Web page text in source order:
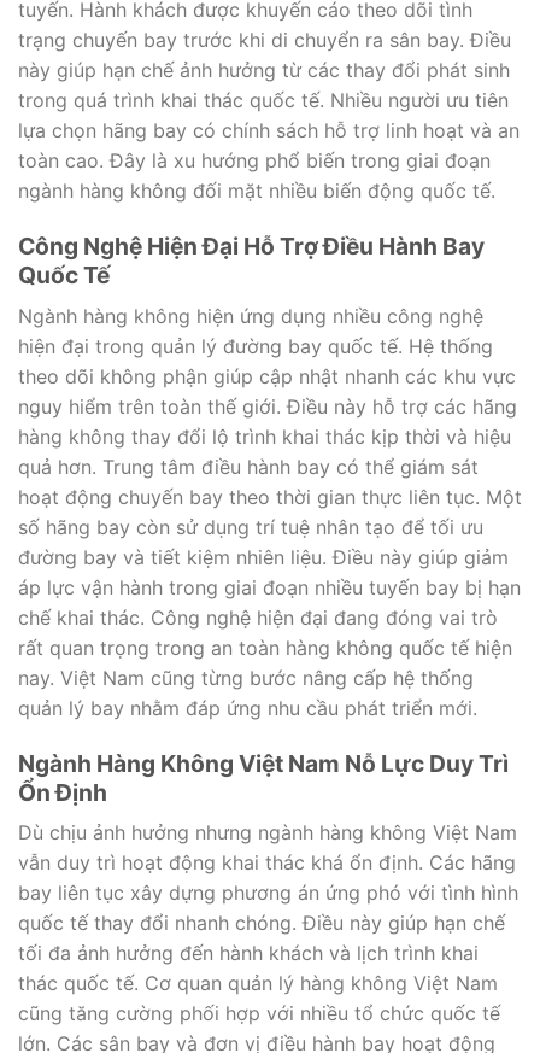
tuyến. Hành khách được khuyến cáo theo dõi tình
trạng chuyến bay trước khi di chuyển ra sân bay. Điều
này giúp hạn chế ảnh hưởng từ các thay đổi phát sinh
trong quá trình khai thác quốc tế. Nhiều người ưu tiên
lựa chọn hãng bay có chính sách hỗ trợ linh hoạt và an
toàn cao. Đây là xu hướng phổ biến trong giai đoạn
ngành hàng không đối mặt nhiều biến động quốc tế.
Công Nghệ Hiện Đại Hỗ Trợ Điều Hành Bay
Quốc Tế
Ngành hàng không hiện ứng dụng nhiều công nghệ
hiện đại trong quản lý đường bay quốc tế. Hệ thống
theo dõi không phận giúp cập nhật nhanh các khu vực
nguy hiểm trên toàn thế giới. Điều này hỗ trợ các hãng
hàng không thay đổi lộ trình khai thác kịp thời và hiệu
quả hơn. Trung tâm điều hành bay có thể giám sát
hoạt động chuyến bay theo thời gian thực liên tục. Một
số hãng bay còn sử dụng trí tuệ nhân tạo để tối ưu
đường bay và tiết kiệm nhiên liệu. Điều này giúp giảm
áp lực vận hành trong giai đoạn nhiều tuyến bay bị hạn
chế khai thác. Công nghệ hiện đại đang đóng vai trò
rất quan trọng trong an toàn hàng không quốc tế hiện
nay. Việt Nam cũng từng bước nâng cấp hệ thống
quản lý bay nhằm đáp ứng nhu cầu phát triển mới.
Ngành Hàng Không Việt Nam Nỗ Lực Duy Trì
Ổn Định
Dù chịu ảnh hưởng nhưng ngành hàng không Việt Nam
vẫn duy trì hoạt động khai thác khá ổn định. Các hãng
bay liên tục xây dựng phương án ứng phó với tình hình
quốc tế thay đổi nhanh chóng. Điều này giúp hạn chế
tối đa ảnh hưởng đến hành khách và lịch trình khai
thác quốc tế. Cơ quan quản lý hàng không Việt Nam
cũng tăng cường phối hợp với nhiều tổ chức quốc tế
lớn. Các sân bay và đơn vị điều hành bay hoạt động